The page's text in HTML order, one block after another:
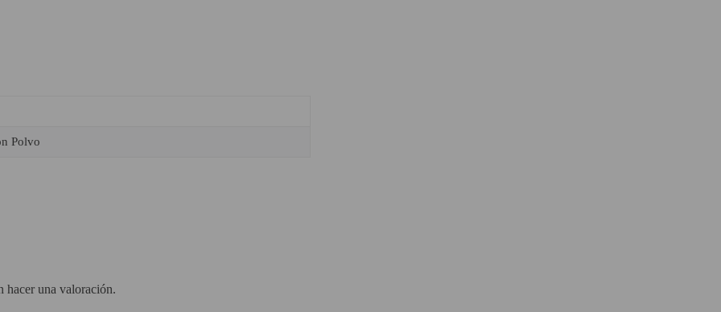
Polvo
hacer una valoración.